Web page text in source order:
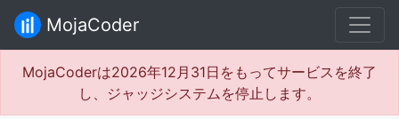
MojaCoder
MojaCoderは2026年12月31日をもってサービスを終了
し、ジャッジシステムを停止します。